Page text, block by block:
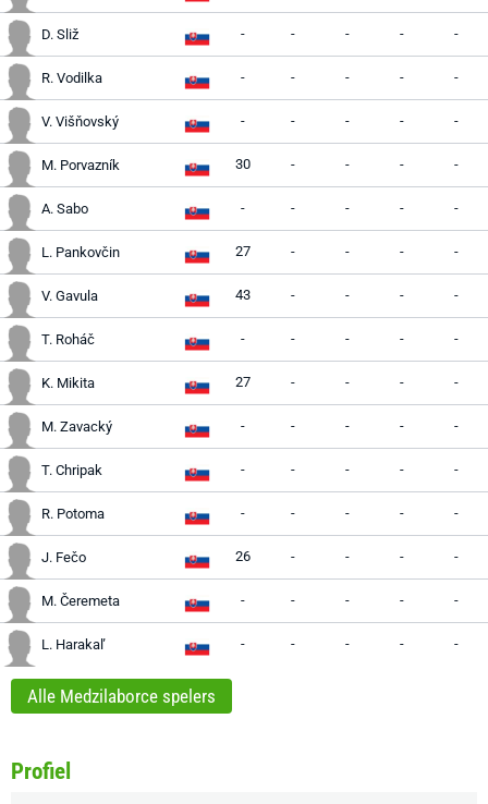
D. Sliž - - - - -
R. Vodilka - - - - -
V. Višňovský - - - - -
M. Porvazník 30 - - - -
A. Sabo - - - - -
L. Pankovčin 27 - - - -
V. Gavula 43 - - - -
T. Roháč - - - - -
K. Mikita 27 - - - -
M. Zavacký - - - - -
T. Chripak - - - - -
R. Potoma - - - - -
J. Fečo 26 - - - -
M. Čeremeta - - - - -
L. Harakaľ - - - - -
Alle Medzilaborce spelers
Profiel